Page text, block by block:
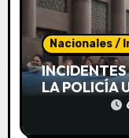
a
d
a
Nacionales /
LA POLICÍA
HIDRANTES